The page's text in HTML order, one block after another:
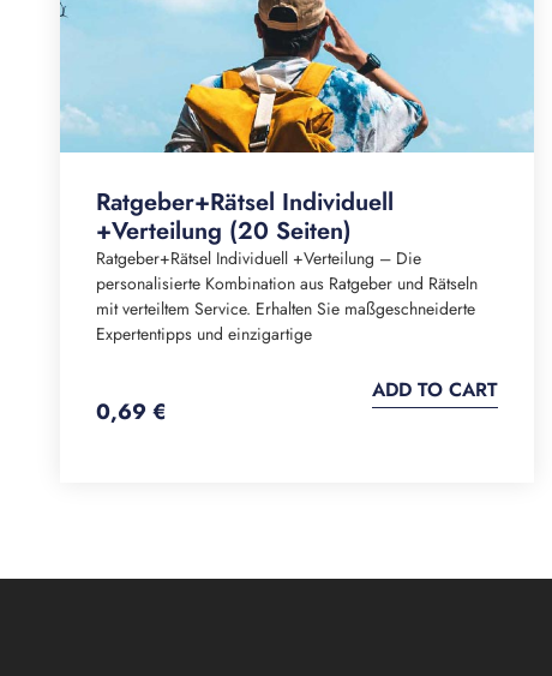
Ratgeber+Rätsel Individuell
+Verteilung (20 Seiten)
Ratgeber+Rätsel Individuell +Verteilung – Die
personalisierte Kombination aus Ratgeber und Rätseln
mit verteiltem Service. Erhalten Sie maßgeschneiderte
Expertentipps und einzigartige
0,69 €
ADD TO CART